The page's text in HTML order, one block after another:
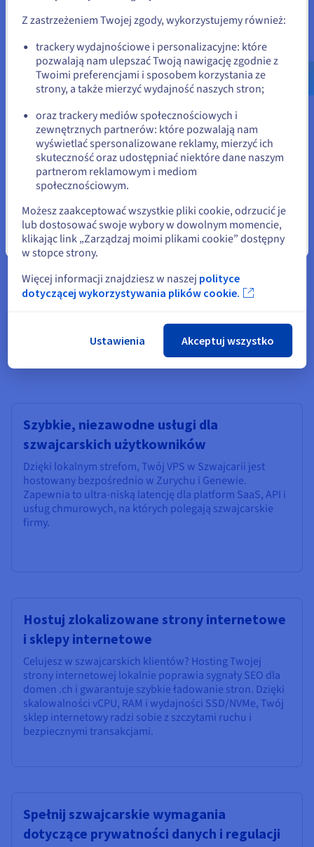
jest w pełni izolowany, gwarantując przewidywalną
wydajność i bezpieczeństwo.
rdzenie lub dysk w miarę rozwoju swoich potrzeb. Z
VPS Cloudskalowanie jest bezproblemowe i
natychmiastowe.
Zaawansowane sieci – Dedykowane adresy IPv4/IPv6,
DDoS zapewniają bezpieczeństwo ruchu i dostępność
twoich usług.
Zarządzana lub niezarządzana elastyczność – Wybierz
niezarządzany VPSdla pełnej kontroli lub skorzystaj z
wsparcia OVHcloud i łatwych w użyciu narzędzi
zarządzających.
Ciągłość i kopia zapasowa – Chroń swoje dane z
Backupdla ciągłości biznesowej.
Jeśli planujesz zbudować biznes hostingowy, możesz również
zapoznać się z naszymi programami
Idealne zastosowania dla
szwajcarskiego VPS
Szybkie, niezawodne usługi dla
szwajcarskich użytkowników
Dzięki lokalnym strefom, Twój VPS w Szwajcarii jest
hostowany bezpośrednio w Zurychu i Genewie.
Zapewnia to ultra-niską latencję dla platform SaaS, API i
usług chmurowych, na których polegają szwajcarskie
firmy.
Hostuj zlokalizowane strony internetowe
i sklepy internetowe
Celujesz w szwajcarskich klientów? Hosting Twojej
strony internetowej lokalnie poprawia sygnały SEO dla
domen .ch i gwarantuje szybkie ładowanie stron. Dzięki
skalowalności vCPU, RAM i wydajności SSD/NVMe, Twój
sklep internetowy radzi sobie z szczytami ruchu i
bezpiecznymi transakcjami.
Spełnij szwajcarskie wymagania
dotyczące prywatności danych i regulacji
Go to Stany Zjednoczone website
us.ovhcloud.com/
Angielski USD - $
lub
Pozostań na bieżącej stronie
Wybierz inną stronę
Zamknij
Z zastrzeżeniem Twojej zgody, wykorzystujemy również:
trackery wydajnościowe i personalizacyjne: które
pozwalają nam ulepszać Twoją nawigację zgodnie z
Twoimi preferencjami i sposobem korzystania ze
strony, a także mierzyć wydajność naszych stron;
oraz trackery mediów społecznościowych i
zewnętrznych partnerów: które pozwalają nam
wyświetlać spersonalizowane reklamy, mierzyć ich
skuteczność oraz udostępniać niektóre dane naszym
partnerom reklamowym i mediom
społecznościowym.
Możesz zaakceptować wszystkie pliki cookie, odrzucić je
lub dostosować swoje wybory w dowolnym momencie,
klikając link „Zarządzaj moimi plikami cookie” dostępny
w stopce strony.
Więcej informacji znajdziesz w naszej polityce
dotyczącej wykorzystywania plików cookie.
Ustawienia Akceptuj wszystko